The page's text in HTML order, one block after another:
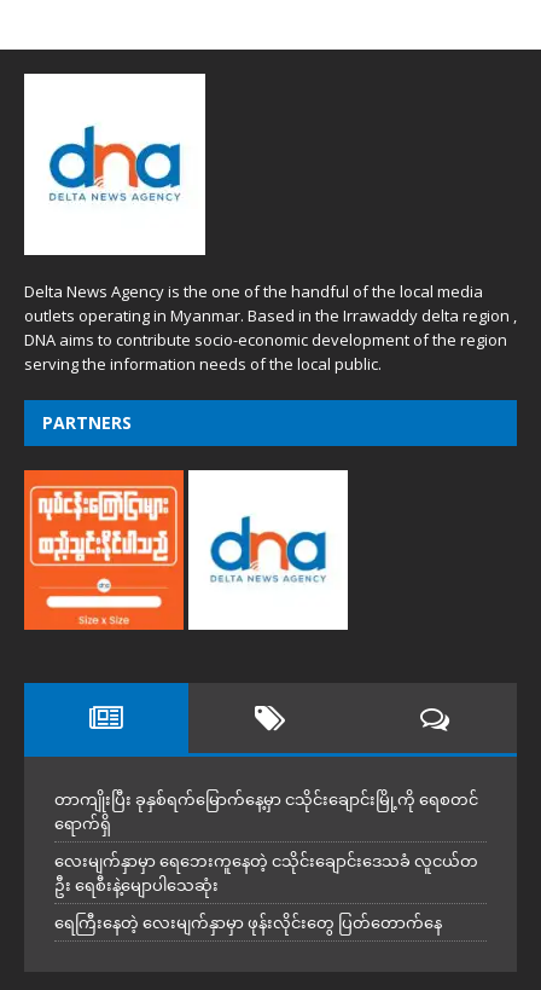
Delta News Agency is the one of the handful of the local media
outlets operating in Myanmar. Based in the Irrawaddy delta region ,
DNA aims to contribute socio-economic development of the region
serving the information needs of the local public.
PARTNERS
တာကျိုးပြီး ခုနှစ်ရက်မြောက်နေ့မှာ ငသိုင်းချောင်းမြို့ကို ရေစတင်
ရောက်ရှိ
လေးမျက်နှာမှာ ရေဘေးကူနေတဲ့ ငသိုင်းချောင်းဒေသခံ လူငယ်တ
ဦး ရေစီးနဲ့မျောပါသေဆုံး
ရေကြီးနေတဲ့ လေးမျက်နှာမှာ ဖုန်းလိုင်းတွေ ပြတ်တောက်နေ